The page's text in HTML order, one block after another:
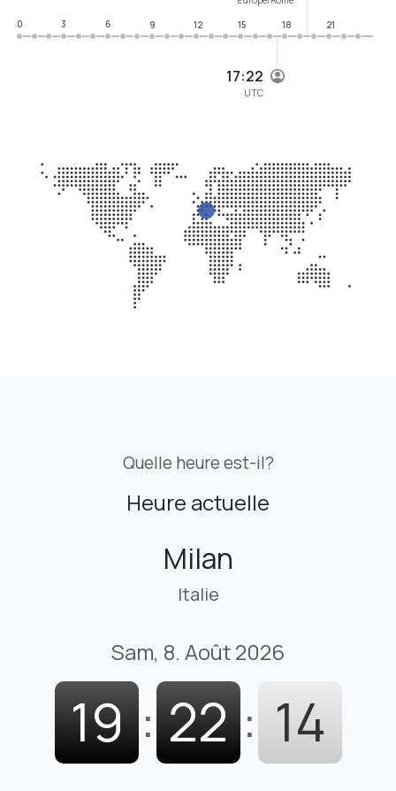
17:22
UTC
0
3 6 9 12 15 18 21
Quelle heure est-il?
Heure actuelle
Milan
Italie
Sam, 8. Août 2026
19 : 22 : 15